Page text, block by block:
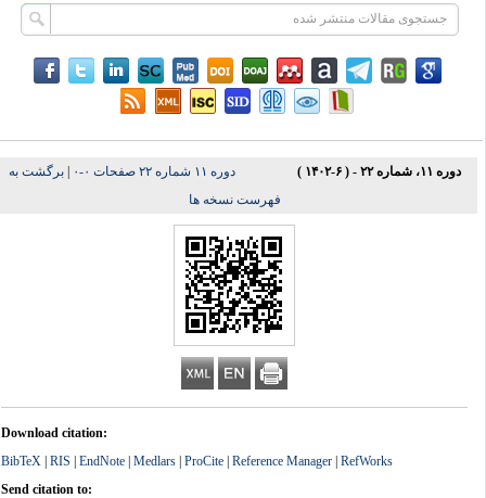
دوره ۱۱، شماره ۲۲ - ( ۶-۱۴۰۲ ) دوره ۱۱ شماره ۲۲ صفحات ۰-۰ |برگشت به
فهرست نسخه ها
Download citation:
BibTeX|RIS|EndNote|Medlars|ProCite|Reference Manager|RefWorks
Send citation to: